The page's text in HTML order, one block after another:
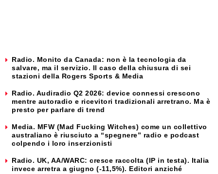
Radio. Monito da Canada: non è la tecnologia da
salvare, ma il servizio. Il caso della chiusura di sei
stazioni della Rogers Sports & Media
Radio. Audiradio Q2 2026: device connessi crescono
mentre autoradio e ricevitori tradizionali arretrano. Ma è
presto per parlare di trend
Media. MFW (Mad Fucking Witches) come un collettivo
australiano è riusciuto a “spegnere” radio e podcast
colpendo i loro inserzionisti
Radio. UK, AA/WARC: cresce raccolta (IP in testa). Italia
invece arretra a giugno (-11,5%). Editori anziché